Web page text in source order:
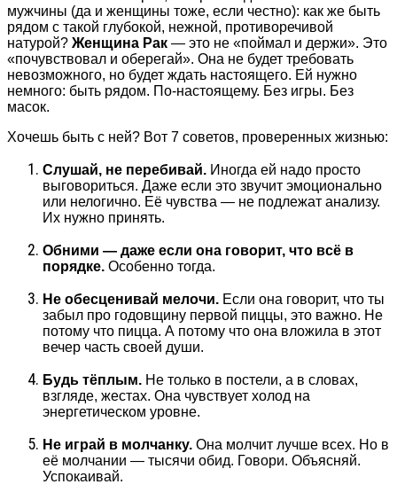
мужчины (да и женщины тоже, если честно): как же быть
рядом с такой глубокой, нежной, противоречивой
натурой? Женщина Рак — это не «поймал и держи». Это
«почувствовал и оберегай». Она не будет требовать
невозможного, но будет ждать настоящего. Ей нужно
немного: быть рядом. По-настоящему. Без игры. Без
масок.
Хочешь быть с ней? Вот 7 советов, проверенных жизнью:
Слушай, не перебивай. Иногда ей надо просто
выговориться. Даже если это звучит эмоционально
или нелогично. Её чувства — не подлежат анализу.
Их нужно принять.
Обними — даже если она говорит, что всё в
порядке. Особенно тогда.
Не обесценивай мелочи. Если она говорит, что ты
забыл про годовщину первой пиццы, это важно. Не
потому что пицца. А потому что она вложила в этот
вечер часть своей души.
Будь тёплым. Не только в постели, а в словах,
взгляде, жестах. Она чувствует холод на
энергетическом уровне.
Не играй в молчанку. Она молчит лучше всех. Но в
её молчании — тысячи обид. Говори. Объясняй.
Успокаивай.